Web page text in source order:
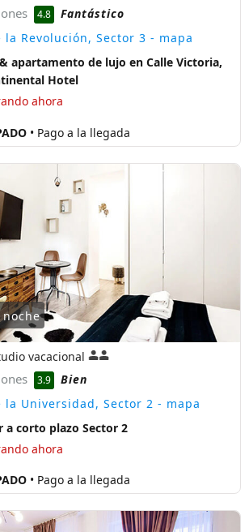
4.8
Fantástico
la Revolución, Sector 3 - mapa
apartamento de lujo en Calle Victoria,
Hotel
ahora
• Pago a la llegada
noche
vacacional
3.9
Bien
la Universidad, Sector 2 - mapa
a corto plazo Sector 2
ahora
• Pago a la llegada